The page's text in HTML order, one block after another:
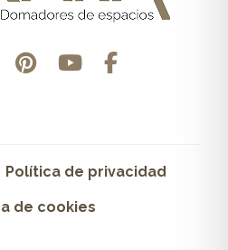
Política de privacidad
de cookies